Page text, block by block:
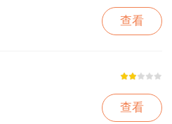
查看
查看